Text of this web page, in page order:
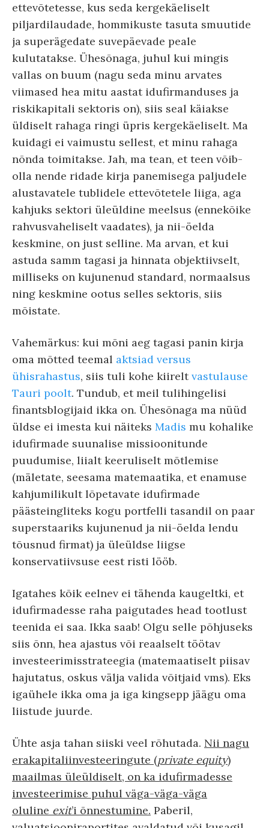
ettevõtetesse, kus seda kergekäeliselt
piljardilaudade, hommikuste tasuta smuutide
ja superägedate suvepäevade peale
kulutatakse. Ühesõnaga, juhul kui mingis
vallas on buum (nagu seda minu arvates
viimased hea mitu aastat idufirmanduses ja
riskikapitali sektoris on), siis seal käiakse
üldiselt rahaga ringi üpris kergekäeliselt. Ma
kuidagi ei vaimustu sellest, et minu rahaga
nõnda toimitakse. Jah, ma tean, et teen võib-
olla nende ridade kirja panemisega paljudele
alustavatele tublidele ettevõtetele liiga, aga
kahjuks sektori üleüldine meelsus (ennekõike
rahvusvaheliselt vaadates), ja nii-öelda
keskmine, on just selline. Ma arvan, et kui
astuda samm tagasi ja hinnata objektiivselt,
milliseks on kujunenud standard, normaalsus
ning keskmine ootus selles sektoris, siis
mõistate.
Vahemärkus: kui mõni aeg tagasi panin kirja
oma mõtted teemal aktsiad versus
ühisrahastus, siis tuli kohe kiireltvastulause
Tauri poolt. Tundub, et meil tulihingelisi
finantsblogijaid ikka on. Ühesõnaga ma nüüd
üldse ei imesta kui näiteks Madis mu kohalike
idufirmade suunalise missioonitunde
puudumise, liialt keeruliselt mõtlemise
(mäletate, seesama matemaatika, et enamuse
kahjumilikult lõpetavate idufirmade
päästeingliteks kogu portfelli tasandil on paar
superstaariks kujunenud ja nii-öelda lendu
tõusnud firmat) ja üleüldse liigse
konservatiivsuse eest risti lööb.
Igatahes kõik eelnev ei tähenda kaugeltki, et
idufirmadesse raha paigutades head tootlust
teenida ei saa. Ikka saab! Olgu selle põhjuseks
siis õnn, hea ajastus või reaalselt töötav
investeerimisstrateegia (matemaatiselt piisav
hajutatus, oskus välja valida võitjaid vms). Eks
igaühele ikka oma ja iga kingsepp jäägu oma
liistude juurde.
Ühte asja tahan siiski veel rõhutada. Nii nagu
erakapitaliinvesteeringute (private equity)
maailmas üleüldiselt, on ka idufirmadesse
investeerimise puhul väga-väga-väga
oluline exit’i õnnestumine. Paberil,